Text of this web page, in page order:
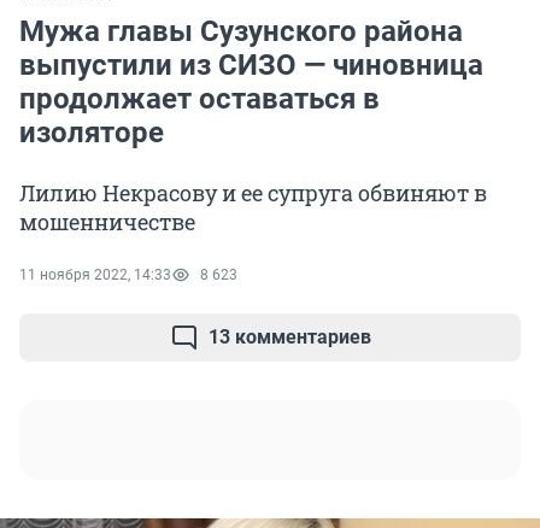
Мужа главы Сузунского района
выпустили из СИЗО — чиновница
продолжает оставаться в
изоляторе
Лилию Некрасову и ее супруга обвиняют в
мошенничестве
11 ноября 2022, 14:33 8 623
13 комментариев